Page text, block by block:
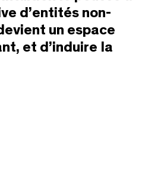
d’entités non-
un espace
et d’induire la